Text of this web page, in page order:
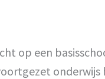
op een
onderwijs